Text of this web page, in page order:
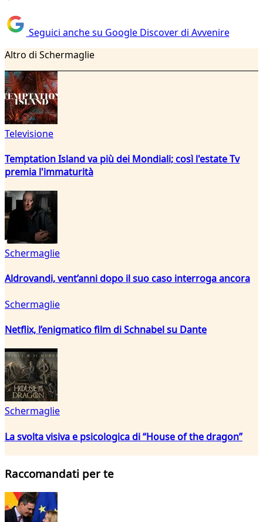
Seguici anche su Google Discover di Avvenire
Altro di Schermaglie
Televisione
Temptation Island va più dei Mondiali; così l'estate Tv
premia l'immaturità
Schermaglie
Aldrovandi, vent’anni dopo il suo caso interroga ancora
Schermaglie
Netflix, l’enigmatico film di Schnabel su Dante
Schermaglie
La svolta visiva e psicologica di “House of the dragon”
Raccomandati per te